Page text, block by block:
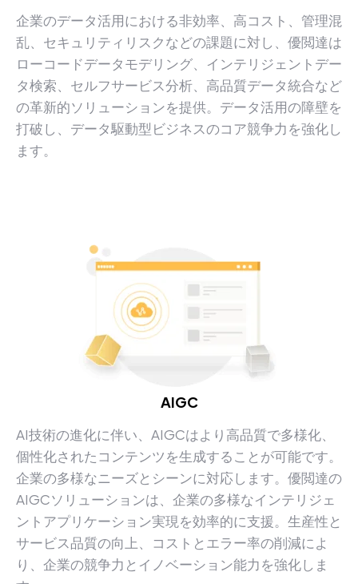
企業のデータ活用における非効率、高コスト、管理混
乱、セキュリティリスクなどの課題に対し、優閲達は
ローコードデータモデリング、インテリジェントデー
タ検索、セルフサービス分析、高品質データ統合など
の革新的ソリューションを提供。データ活用の障壁を
打破し、データ駆動型ビジネスのコア競争力を強化し
ます。
AIGC
AI技術の進化に伴い、AIGCはより高品質で多様化、
個性化されたコンテンツを生成することが可能です。
企業の多様なニーズとシーンに対応します。優閲達の
AIGCソリューションは、企業の多様なインテリジェ
ントアプリケーション実現を効率的に支援。生産性と
サービス品質の向上、コストとエラー率の削減によ
り、企業の競争力とイノベーション能力を強化しま